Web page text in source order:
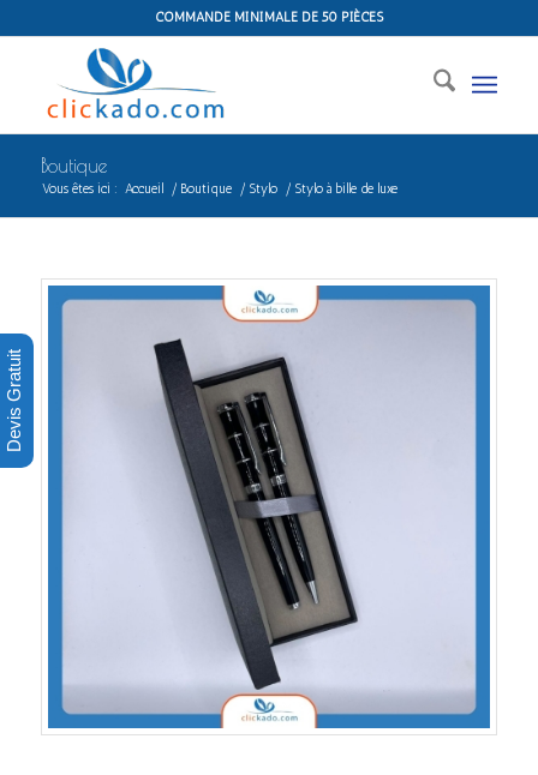
COMMANDE MINIMALE DE 50 PIÈCES
Boutique
Vous êtes ici : Accueil / Boutique / Stylo / Stylo à bille de luxe
Devis Gratuit